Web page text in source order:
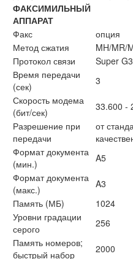
ФАКСИМИЛЬНЫЙ
АППАРАТ
Факс
опция
Метод сжатия
MH/MR/
Протокол связи
Super G3
Время передачи
(сек)
3
Скорость модема
(бит/сек)
33.600 -
Разрешение при
передачи
от
Формат документа
(мин.)
A5
Формат документа
(макс.)
A3
Память (МБ)
1024
Уровни градации
серого
256
Память номеров;
быстрый набор
2000